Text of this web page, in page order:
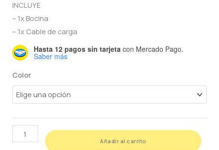
through
INCLUYE
– 1x Bocina
– 1x Cable de carga
Hasta 12 pagos sin tarjetacon Mercado Pago.
Saber más
Color
BOCINA
PARA
Añadir al carrito